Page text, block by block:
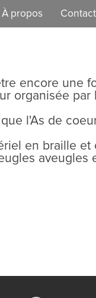
À propos Contact
encore une
organisée par
l'As de
en braille et
aveugles